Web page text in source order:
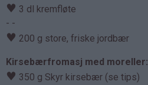
♥ 3 dl kremfløte
- -
♥ 200 g store, friske jordbær
Kirsebærfromasj med moreller:
♥ 350 g Skyr kirsebær (se tips)